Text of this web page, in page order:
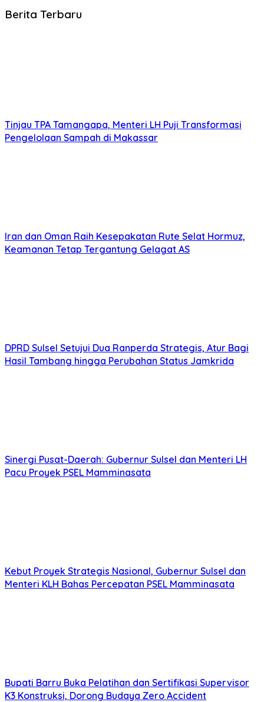
Berita Terbaru
Tinjau TPA Tamangapa, Menteri LH Puji Transformasi
Pengelolaan Sampah di Makassar
Iran dan Oman Raih Kesepakatan Rute Selat Hormuz,
Keamanan Tetap Tergantung Gelagat AS
DPRD Sulsel Setujui Dua Ranperda Strategis, Atur Bagi
Hasil Tambang hingga Perubahan Status Jamkrida
Sinergi Pusat-Daerah: Gubernur Sulsel dan Menteri LH
Pacu Proyek PSEL Mamminasata
Kebut Proyek Strategis Nasional, Gubernur Sulsel dan
Menteri KLH Bahas Percepatan PSEL Mamminasata
Bupati Barru Buka Pelatihan dan Sertifikasi Supervisor
K3 Konstruksi, Dorong Budaya Zero Accident